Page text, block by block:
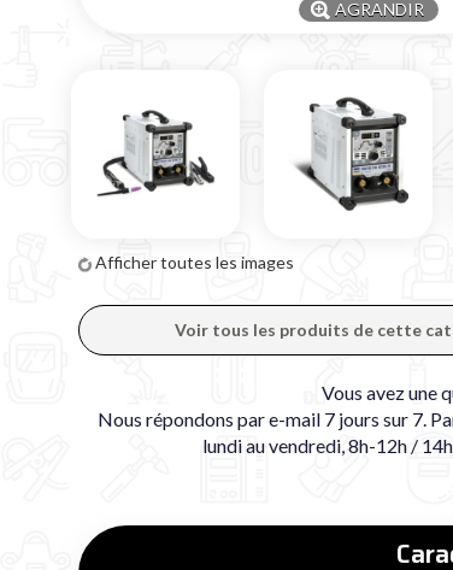
AGRANDIR
Afficher toutes les images
Voir tous les produits de cette
Vous avez une
Nous répondons par e-mail 7 jours sur 7.
lundi au vendredi, 8h-12h /